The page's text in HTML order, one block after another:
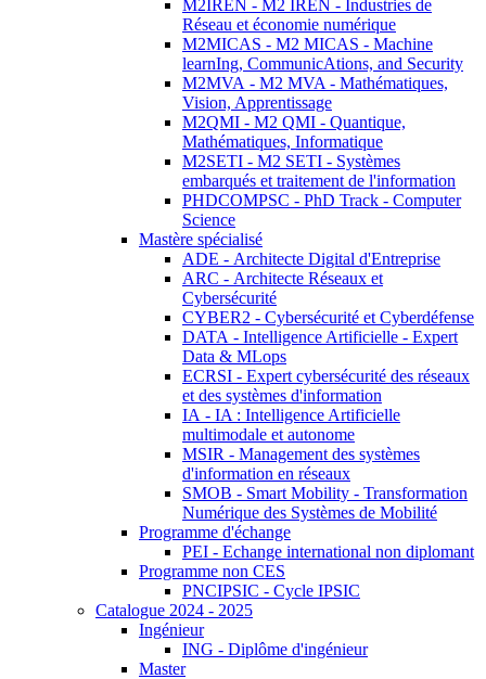
M2IREN - M2 IREN - Industries de
Réseau et économie numérique
M2MICAS - M2 MICAS - Machine
learnIng, CommunicAtions, and Security
M2MVA - M2 MVA - Mathématiques,
Vision, Apprentissage
M2QMI - M2 QMI - Quantique,
Mathématiques, Informatique
M2SETI - M2 SETI - Systèmes
embarqués et traitement de l'information
PHDCOMPSC - PhD Track - Computer
Science
Mastère spécialisé
ADE - Architecte Digital d'Entreprise
ARC - Architecte Réseaux et
Cybersécurité
CYBER2 - Cybersécurité et Cyberdéfense
DATA - Intelligence Artificielle - Expert
Data & MLops
ECRSI - Expert cybersécurité des réseaux
et des systèmes d'information
IA - IA : Intelligence Artificielle
multimodale et autonome
MSIR - Management des systèmes
d'information en réseaux
SMOB - Smart Mobility - Transformation
Numérique des Systèmes de Mobilité
Programme d'échange
PEI - Echange international non diplomant
Programme non CES
PNCIPSIC - Cycle IPSIC
Catalogue 2024 - 2025
Ingénieur
ING - Diplôme d'ingénieur
Master